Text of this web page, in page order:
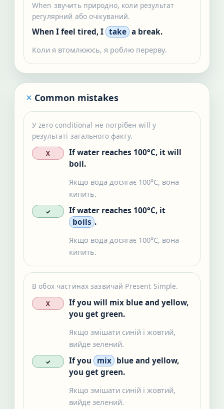
When звучить природно, коли результат
регулярний або очікуваний.
When I feel tired, I take a break.
Коли я втомлююсь, я роблю перерву.
Common mistakes
У zero conditional не потрібен will у
результаті загального факту.
X
If water reaches 100°C, it will
boil.
Якщо вода досягає 100°C, вона
кипить.
✓
If water reaches 100°C, it
boils .
Якщо вода досягає 100°C, вона
кипить.
В обох частинах зазвичай Present Simple.
X
If you will mix blue and yellow,
you get green.
Якщо змішати синій і жовтий,
вийде зелений.
✓ If you mix blue and yellow,
you get green.
Якщо змішати синій і жовтий,
вийде зелений.